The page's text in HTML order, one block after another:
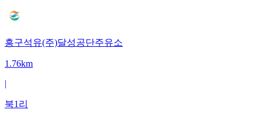
흥구석유(주)달성공단주유소
1.76km
|
북1리